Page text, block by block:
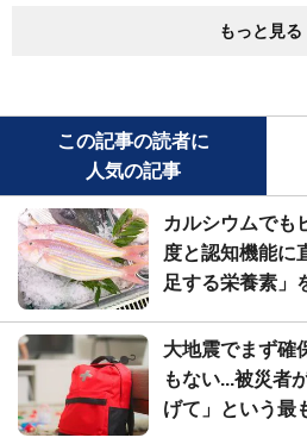
もっと見る
この記事の読者に
人気の記事
カルシウムでも
度と認知機能に
足する栄養素」
大地震でまず確
もない...被災者
げて」という最